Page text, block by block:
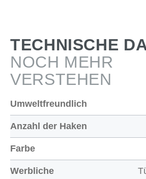
TECHNISCHE
NOCH MEHR
VERSTEHEN
Umweltfreundlich
Anzahl der Haken
Farbe
Werbliche